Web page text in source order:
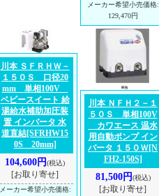
メーカー希望小売価格:
129,470円
川本 ＳＦＲＨＷ－
１５０Ｓ 口径20
mm 単相100V
ベビースイート 給
湯給水補助加圧装
置 インバータ 水
道直結[SFRHW15
0S 20mm]
104,600円(税込)
[お取り寄せ]
メーカー希望小売価格:
川本 ＮＦＨ２－１
５０Ｓ 単相100V
カワエース 温水
用自動ポンプ イン
バータ １５０Ｗ[N
FH2-150S]
81,500円(税込)
[お取り寄せ]